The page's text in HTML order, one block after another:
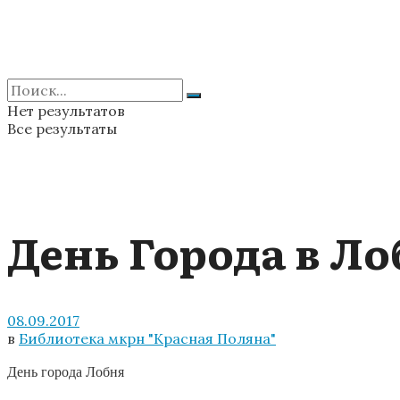
Нет результатов
Все результаты
День Города в
08.09.2017
в Библиотека мкрн "Красная Поляна"
День города Лобня